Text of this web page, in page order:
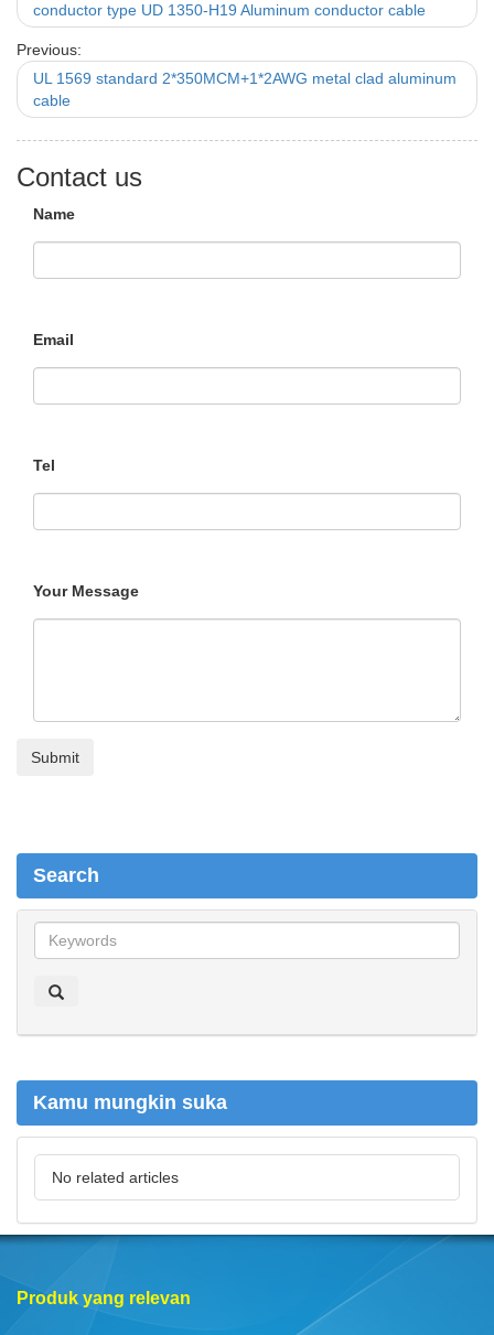
conductor type UD 1350-H19 Aluminum conductor cable
Previous:
UL 1569 standard 2*350MCM+1*2AWG metal clad aluminum
cable
Contact us
Name
Email
Tel
Your Message
Search
e
h
Kamu mungkin suka
No related articles
Produk yang relevan